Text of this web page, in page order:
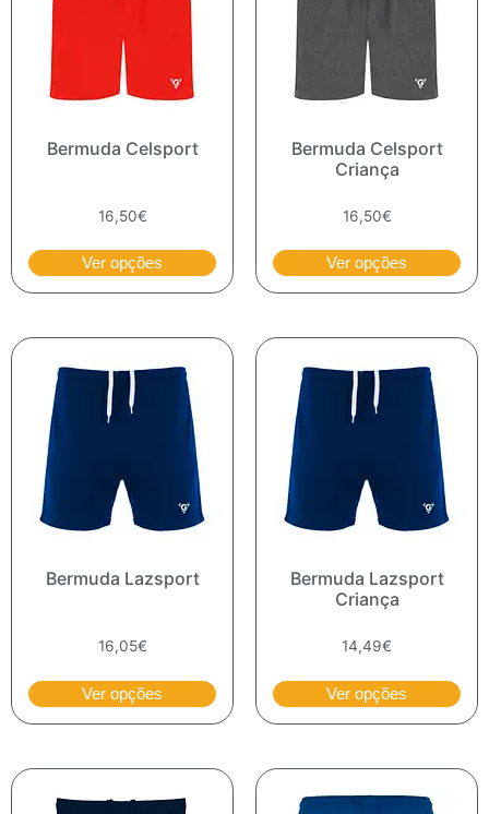
Bermuda Celsport
16,50€
Ver opções
Bermuda Celsport
Criança
16,50€
Ver opções
Bermuda Lazsport
16,05€
Ver opções
Bermuda Lazsport
Criança
14,49€
Ver opções